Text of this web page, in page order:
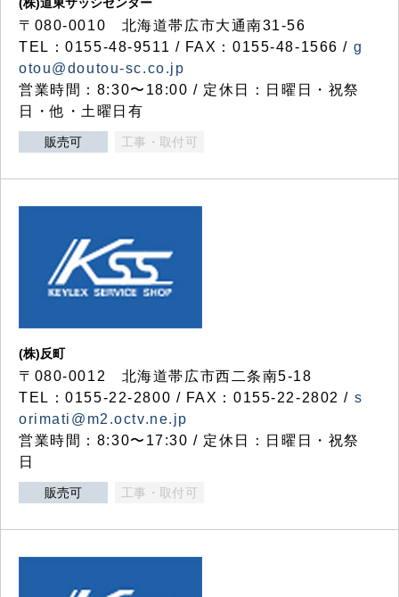
〒080-0010 北海道帯広市大通南31-56
TEL：0155-48-9511 / FAX：0155-48-1566 / g
otou@doutou-sc.co.jp
営業時間：8:30〜18:00 / 定休日：日曜日・祝祭
日・他・土曜日有
販売可 工事・取付可
(株)反町
〒080-0012 北海道帯広市西二条南5-18
TEL：0155-22-2800 / FAX：0155-22-2802 / s
orimati@m2.octv.ne.jp
営業時間：8:30〜17:30 / 定休日：日曜日・祝祭
日
販売可 工事・取付可